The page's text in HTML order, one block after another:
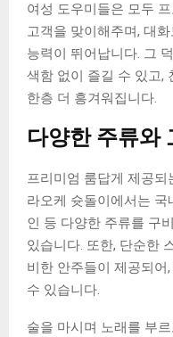
여성 도우미들은 모두
고객을 맞이해주며, 대
능력이 뛰어납니다. 그
색함 없이 즐길 수 있고,
한층 더 흥겨워집니다.
다양한 주류와
프리미엄 룸답게 제공
라오케 슛돌이에서는 국
인 등 다양한 주류를 구
있습니다. 또한, 단순한
비한 안주들이 제공되어
수 있습니다.
술을 마시며 노래를 부